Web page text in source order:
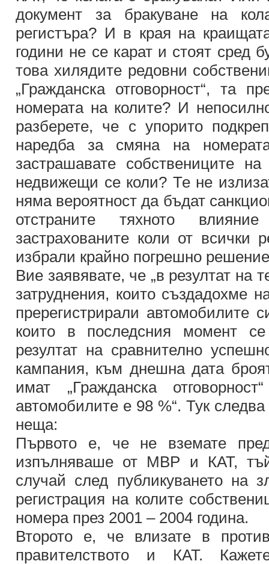
документ за бракуване на
регистъра? И в края на
години не се карат и стоят сред
това хилядите редовни
„Гражданска отговорност“, та
номерата на колите? И
разберете, че с упорито
наредба за смяна на
застрашавате собствениците
недвижещи се коли? Те не
няма вероятност да бъдат
отстраните тяхното
застрахованите коли от всички
избрали крайно погрешно
Вие заявявате, че „в резултат на
затруднения, които създадохме
пререгистрирали автомобилите
които в последсния момент
резултат на сравнително
кампания, към днешна дата
имат „Гражданска
автомобилите е 98 %“. Тук
неща:
Първото е, че не вземате
изпълняваше от МВР и КАТ,
случай след публикуването на
регистрация на колите
номера през 2001 – 2004 година.
Второто е, че влизате в
правителството и КАТ.